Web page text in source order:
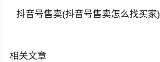
抖音号售卖(抖音号售卖怎么找买家)
相关文章